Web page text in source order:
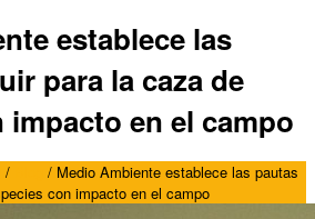
establece las
para la caza de
impacto en el campo
/ / Medio Ambiente establece las pautas
con impacto en el campo